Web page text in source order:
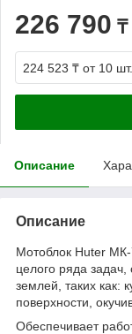
226 790 ₸
224 523 ₸ от 10 шт.
Описание
Описание
Мотоблок Huter
целого ряда задач,
землей, таких как:
поверхности,
Обеспечивает